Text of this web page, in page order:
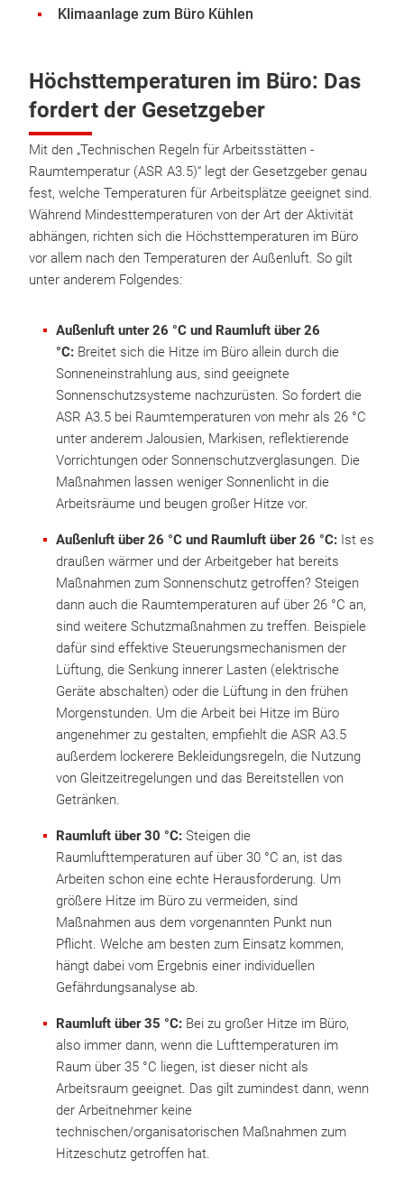
Klimaanlage zum Büro Kühlen
Höchsttemperaturen im Büro: Das
fordert der Gesetzgeber
Mit den „Technischen Regeln für Arbeitsstätten -
Raumtemperatur (ASR A3.5)“ legt der Gesetzgeber genau
fest, welche Temperaturen für Arbeitsplätze geeignet sind.
Während Mindesttemperaturen von der Art der Aktivität
abhängen, richten sich die Höchsttemperaturen im Büro
vor allem nach den Temperaturen der Außenluft. So gilt
unter anderem Folgendes:
Außenluft unter 26 °C und Raumluft über 26
°C: Breitet sich die Hitze im Büro allein durch die
Sonneneinstrahlung aus, sind geeignete
Sonnenschutzsysteme nachzurüsten. So fordert die
ASR A3.5 bei Raumtemperaturen von mehr als 26 °C
unter anderem Jalousien, Markisen, reflektierende
Vorrichtungen oder Sonnenschutzverglasungen. Die
Maßnahmen lassen weniger Sonnenlicht in die
Arbeitsräume und beugen großer Hitze vor.
Außenluft über 26 °C und Raumluft über 26 °C: Ist es
draußen wärmer und der Arbeitgeber hat bereits
Maßnahmen zum Sonnenschutz getroffen? Steigen
dann auch die Raumtemperaturen auf über 26 °C an,
sind weitere Schutzmaßnahmen zu treffen. Beispiele
dafür sind effektive Steuerungsmechanismen der
Lüftung, die Senkung innerer Lasten (elektrische
Geräte abschalten) oder die Lüftung in den frühen
Morgenstunden. Um die Arbeit bei Hitze im Büro
angenehmer zu gestalten, empfiehlt die ASR A3.5
außerdem lockerere Bekleidungsregeln, die Nutzung
von Gleitzeitregelungen und das Bereitstellen von
Getränken.
Raumluft über 30 °C: Steigen die
Raumlufttemperaturen auf über 30 °C an, ist das
Arbeiten schon eine echte Herausforderung. Um
größere Hitze im Büro zu vermeiden, sind
Maßnahmen aus dem vorgenannten Punkt nun
Pflicht. Welche am besten zum Einsatz kommen,
hängt dabei vom Ergebnis einer individuellen
Gefährdungsanalyse ab.
Raumluft über 35 °C: Bei zu großer Hitze im Büro,
also immer dann, wenn die Lufttemperaturen im
Raum über 35 °C liegen, ist dieser nicht als
Arbeitsraum geeignet. Das gilt zumindest dann, wenn
der Arbeitnehmer keine
technischen/organisatorischen Maßnahmen zum
Hitzeschutz getroffen hat.